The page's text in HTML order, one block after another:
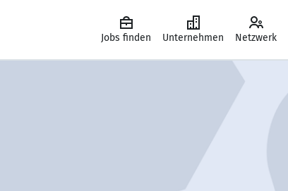
Jobs finden Unternehmen Netzwerk